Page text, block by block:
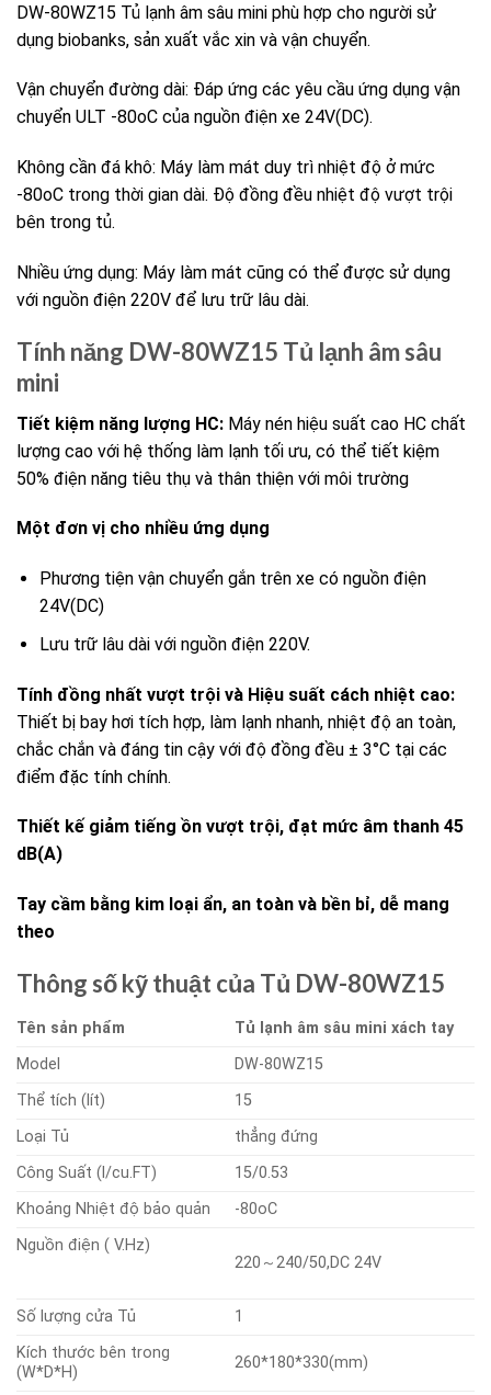
DW-80WZ15 Tủ lạnh âm sâu mini phù hợp cho người sử
dụng biobanks, sản xuất vắc xin và vận chuyển.
Vận chuyển đường dài: Đáp ứng các yêu cầu ứng dụng vận
chuyển ULT -80oC của nguồn điện xe 24V(DC).
Không cần đá khô: Máy làm mát duy trì nhiệt độ ở mức
-80oC trong thời gian dài. Độ đồng đều nhiệt độ vượt trội
bên trong tủ.
Nhiều ứng dụng: Máy làm mát cũng có thể được sử dụng
với nguồn điện 220V để lưu trữ lâu dài.
Tính năng DW-80WZ15 Tủ lạnh âm sâu
mini
Tiết kiệm năng lượng HC: Máy nén hiệu suất cao HC chất
lượng cao với hệ thống làm lạnh tối ưu, có thể tiết kiệm
50% điện năng tiêu thụ và thân thiện với môi trường
Một đơn vị cho nhiều ứng dụng
Phương tiện vận chuyển gắn trên xe có nguồn điện
24V(DC)
Lưu trữ lâu dài với nguồn điện 220V.
Tính đồng nhất vượt trội và Hiệu suất cách nhiệt cao:
Thiết bị bay hơi tích hợp, làm lạnh nhanh, nhiệt độ an toàn,
chắc chắn và đáng tin cậy với độ đồng đều ± 3°C tại các
điểm đặc tính chính.
Thiết kế giảm tiếng ồn vượt trội, đạt mức âm thanh 45
dB(A)
Tay cầm bằng kim loại ẩn, an toàn và bền bỉ, dễ mang
theo
Thông số kỹ thuật của Tủ DW-80WZ15
Tên sản phẩm
Tủ lạnh âm sâu mini xách tay
Model
DW-80WZ15
Thể tích (lít)
15
Loại Tủ
thẳng đứng
Công Suất (l/cu.FT)
15/0.53
Khoảng Nhiệt độ bảo quản
-80oC
Nguồn điện ( V.Hz)
220～240/50,DC 24V
Số lượng cửa Tủ
1
Kích thước bên trong
(W*D*H)
260*180*330(mm)